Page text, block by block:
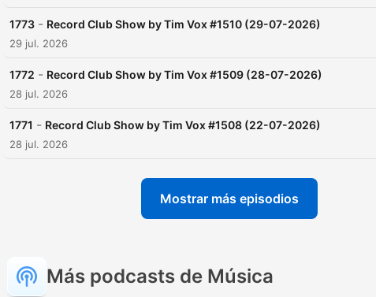
1773 - Record Club Show by Tim Vox #1510 (29-07-2026)
29 jul. 2026
1772 - Record Club Show by Tim Vox #1509 (28-07-2026)
28 jul. 2026
1771 - Record Club Show by Tim Vox #1508 (22-07-2026)
28 jul. 2026
Mostrar más episodios
Más podcasts de Música